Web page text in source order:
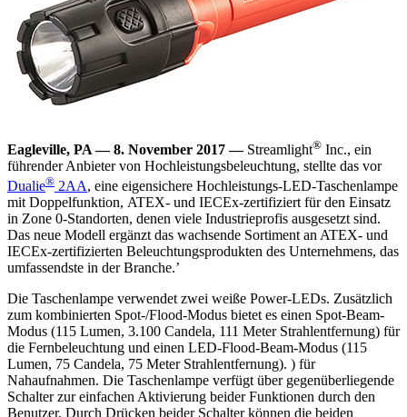
Eagleville, PA — 8. November 2017 —Streamlight® Inc., ein
führender Anbieter von Hochleistungsbeleuchtung, stellte das vor
Dualie® 2AA, eine eigensichere Hochleistungs-LED-Taschenlampe
mit Doppelfunktion, ATEX- und IECEx-zertifiziert für den Einsatz
in Zone 0-Standorten, denen viele Industrieprofis ausgesetzt sind.
Das neue Modell ergänzt das wachsende Sortiment an ATEX- und
IECEx-zertifizierten Beleuchtungsprodukten des Unternehmens, das
umfassendste in der Branche.’
Die Taschenlampe verwendet zwei weiße Power-LEDs. Zusätzlich
zum kombinierten Spot-/Flood-Modus bietet es einen Spot-Beam-
Modus (115 Lumen, 3.100 Candela, 111 Meter Strahlentfernung) für
die Fernbeleuchtung und einen LED-Flood-Beam-Modus (115
Lumen, 75 Candela, 75 Meter Strahlentfernung). ) für
Nahaufnahmen. Die Taschenlampe verfügt über gegenüberliegende
Schalter zur einfachen Aktivierung beider Funktionen durch den
Benutzer. Durch Drücken beider Schalter können die beiden